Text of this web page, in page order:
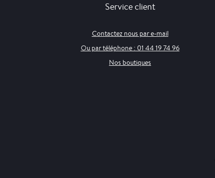
Service client
Contactez nous par e-mail
Ou par téléphone : 01 44 19 74 96
Nos boutiques